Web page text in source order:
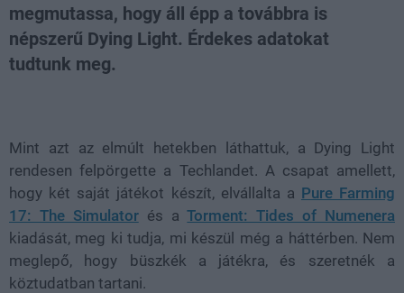
megmutassa, hogy áll épp a továbbra is
népszerű Dying Light. Érdekes adatokat
tudtunk meg.
Mint azt az elmúlt hetekben láthattuk, a Dying Light
rendesen felpörgette a Techlandet. A csapat amellett,
hogy két saját játékot készít, elvállalta a Pure Farming
17: The Simulatorés aTorment: Tides of Numenera
kiadását, meg ki tudja, mi készül még a háttérben. Nem
meglepő, hogy büszkék a játékra, és szeretnék a
köztudatban tartani.